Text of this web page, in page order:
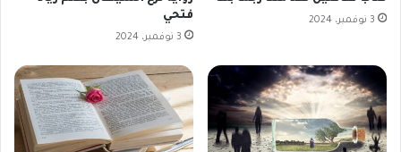
3 نوفمبر، 2024
فتحي
3 نوفمبر، 2024